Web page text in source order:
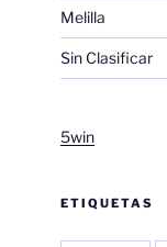
Melilla
Sin Clasificar
5win
ETIQUETAS